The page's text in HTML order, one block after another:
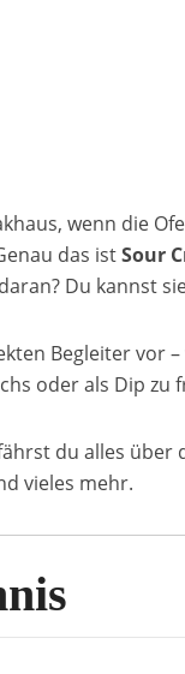
wenn die
das istSour
Du kannst
Begleiter vor
oder als Dip
du alles über
vieles mehr.